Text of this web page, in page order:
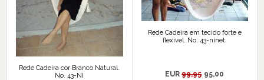
Rede Cadeira cor Branco Natural.
No. 43-NI
Rede Cadeira em tecido forte e
flexivel. No. 43-ninet.
EUR99,95 95,00